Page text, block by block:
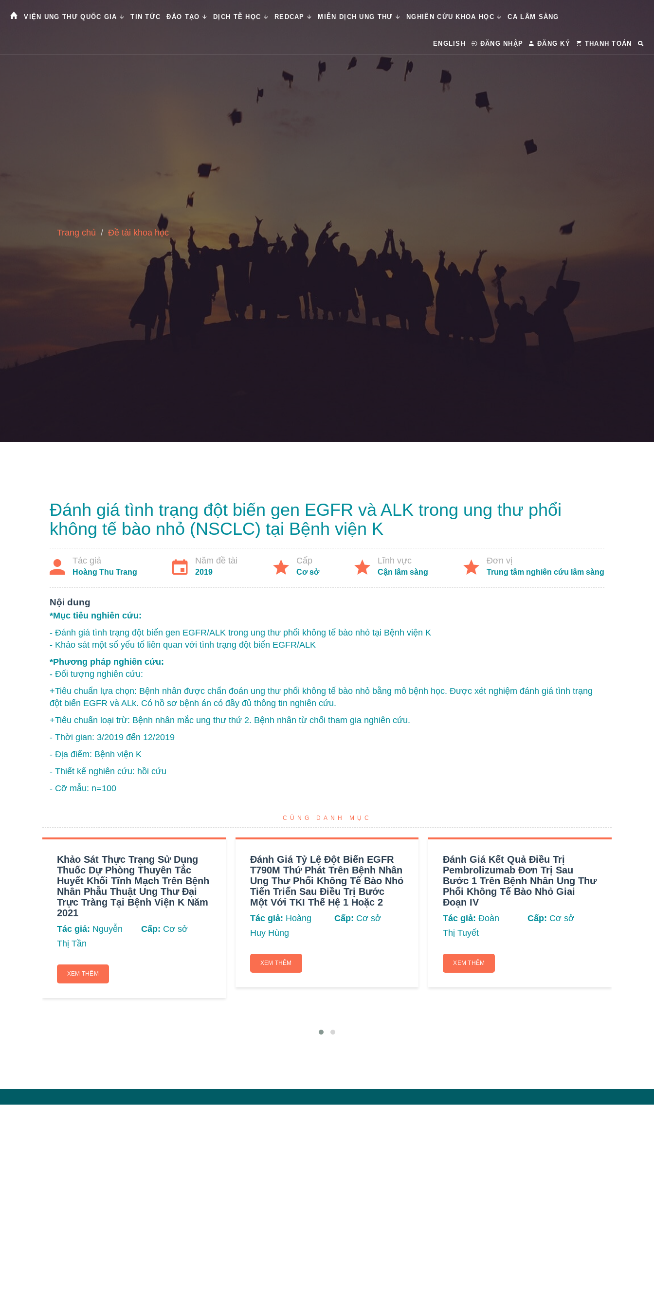
VIỆN UNG THƯ QUỐC GIA TIN TỨC ĐÀO TẠO DỊCH TỄ HỌC REDCAP MIỄN DỊCH UNG THƯ NGHIÊN CỨU KHOA HỌC CA LÂM SÀNG
ENGLISH ĐĂNG NHẬP ĐĂNG KÝ THANH TOÁN
Trang chủ Đề tài khoa học
Đánh giá tình trạng đột biến gen EGFR và ALK trong ung thư phổi
không tế bào nhỏ (NSCLC) tại Bệnh viện K
Tác giả
Hoàng Thu Trang
Năm đề tài
2019
Cấp
Cơ sở
Lĩnh vực
Cận lâm sàng
Đơn vị
Trung tâm nghiên cứu lâm sàng
Nội dung
*Mục tiêu nghiên cứu:
- Đánh giá tình trạng đột biến gen EGFR/ALK trong ung thư phổi không tế bào nhỏ tại Bệnh viện K
- Khảo sát một số yếu tố liên quan với tình trạng đột biến EGFR/ALK
*Phương pháp nghiên cứu:
- Đối tượng nghiên cứu:
+Tiêu chuẩn lựa chọn: Bệnh nhân được chẩn đoán ung thư phổi không tế bào nhỏ bằng mô bệnh học. Được xét nghiệm đánh giá tình trạng
đột biến EGFR và ALk. Có hồ sơ bệnh án có đầy đủ thông tin nghiên cứu.
+Tiêu chuẩn loại trừ: Bệnh nhân mắc ung thư thứ 2. Bệnh nhân từ chối tham gia nghiên cứu.
- Thời gian: 3/2019 đến 12/2019
- Địa điểm: Bệnh viện K
- Thiết kế nghiên cứu: hồi cứu
- Cỡ mẫu: n=100
CÙNG DANH MỤC
Khảo Sát Thực Trạng Sử Dụng
Thuốc Dự Phòng Thuyên Tắc
Huyết Khối Tĩnh Mạch Trên Bệnh
Nhân Phẫu Thuật Ung Thư Đại
Trực Tràng Tại Bệnh Viện K Năm
2021
Tác giả: Nguyễn
Thị Tần
Cấp: Cơ sở
XEM THÊM
Đánh Giá Tỷ Lệ Đột Biến EGFR
T790M Thứ Phát Trên Bệnh Nhân
Ung Thư Phổi Không Tế Bào Nhỏ
Tiến Triển Sau Điều Trị Bước
Một Với TKI Thế Hệ 1 Hoặc 2
Tác giả: Hoàng
Huy Hùng
Cấp: Cơ sở
XEM THÊM
Đánh Giá Kết Quả Điều Trị
Pembrolizumab Đơn Trị Sau
Bước 1 Trên Bệnh Nhân Ung Thư
Phổi Không Tế Bào Nhỏ Giai
Đoạn IV
Tác giả: Đoàn
Thị Tuyết
Cấp: Cơ sở
XEM THÊM